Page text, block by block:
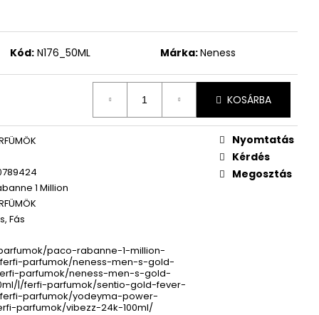
Kód: N176_50ML Márka:Neness
KOSÁRBA
1 Million
Fás
paco-rabanne-1-million-
ferfi-parfumok/neness-men-s-gold-
parfumok/neness-men-s-gold-
|/ferfi-parfumok/sentio-gold-fever-
ferfi-parfumok/yodeyma-power-
parfumok/vibezz-24k-100ml/
Nyomtatás
Kérdés
Megosztás
ÚJ PARFÜM